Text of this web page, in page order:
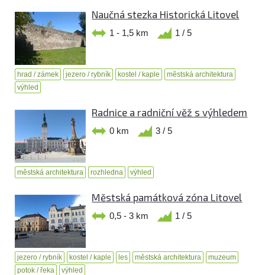
Naučná stezka Historická Litovel
1 - 1,5 km 1 / 5
hrad / zámek jezero / rybník kostel / kaple
městská architektura
výhled
Radnice a radniční věž s výhledem
0 km 3 / 5
městská architektura rozhledna výhled
Městská památková zóna Litovel
0,5 - 3 km 1 / 5
jezero / rybník kostel / kaple les městská architektura
muzeum
potok / řeka
výhled